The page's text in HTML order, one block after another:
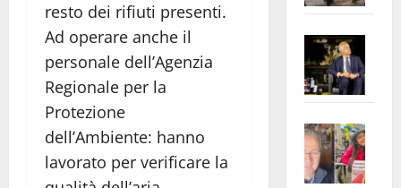
resto dei rifiuti presenti.
Ad operare anche il
personale dell’Agenzia
Regionale per la
Protezione
dell’Ambiente: hanno
lavorato per verificare la
apre